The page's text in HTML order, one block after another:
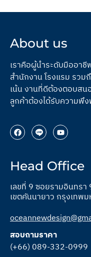
About us
เราคือผู้นำระดับมืออา
สำนักงาน โรงแรม รวม
เน้น งานที่ดีต้องตอบสน
ลูกค้าต้องได้รับความพึง
Head Office
เลขที่ 9 ซอยรามอินทร
เขตคันนายาว กรุงเทพ
สอบถามราคา
(+66) 089-332-0999